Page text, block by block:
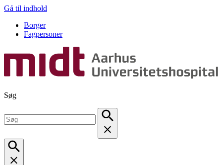
Gå til indhold
Borger
Fagpersoner
Søg